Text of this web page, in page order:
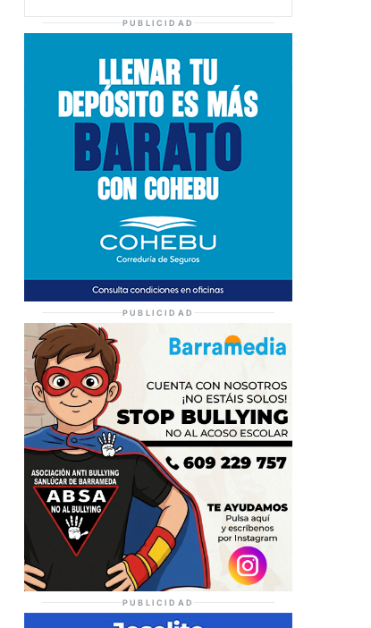
PUBLICIDAD
PUBLICIDAD
PUBLICIDAD